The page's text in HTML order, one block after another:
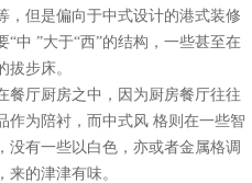
，但是偏向于中式设计的港式装修
“中 ”大于“西”的结构，一些甚至在
床。
厅厨房之中，因为厨房餐厅往往
为陪衬，而中式风 格则在一些智
没有一些以白色，亦或者金属格调
的津津有味。